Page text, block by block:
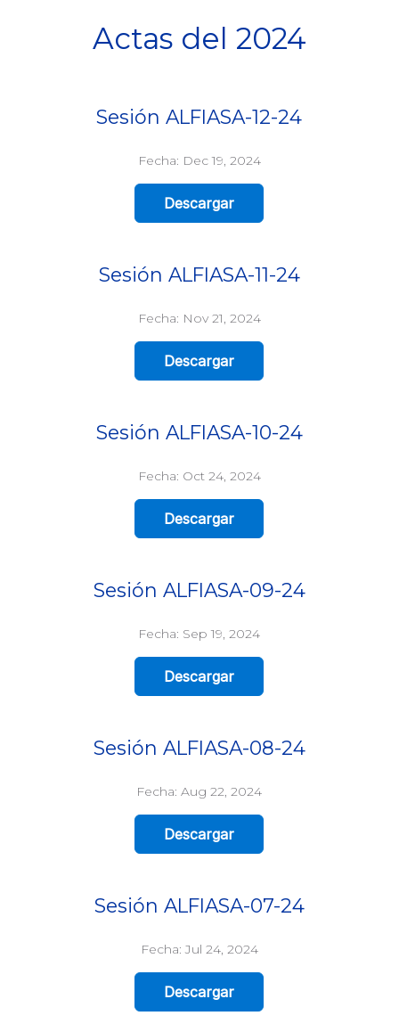
Actas del 2024
Sesión ALFIASA-12-24
Fecha: Dec 19, 2024
Descargar
Sesión ALFIASA-11-24
Fecha: Nov 21, 2024
Descargar
Sesión ALFIASA-10-24
Fecha: Oct 24, 2024
Descargar
Sesión ALFIASA-09-24
Fecha: Sep 19, 2024
Descargar
Sesión ALFIASA-08-24
Fecha: Aug 22, 2024
Descargar
Sesión ALFIASA-07-24
Fecha: Jul 24, 2024
Descargar